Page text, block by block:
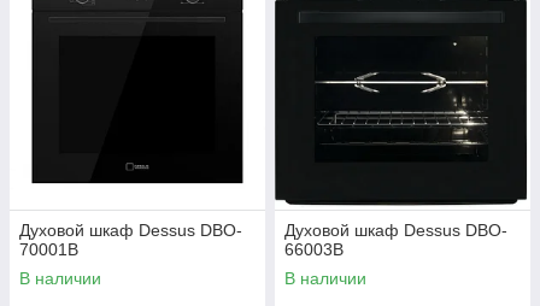
Духовой шкаф Dessus DBO-
70001B
В наличии
Духовой шкаф Dessus DBO-
66003B
В наличии